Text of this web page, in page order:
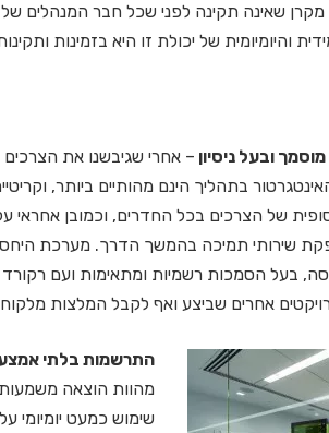
מקרן שאינה תקינה לפני שכל חבר המנהלים
והיומיומית של יכולת זו היא בזמינות
ובעל ניסיון – אחרי שגיבשנו את הצרכים
בתהליך הינם מהותיים ביותר,
של הצרכים בכל החדרים, וכמובן
שירותי תמיכה בהמשך הדרך. מערכת
בעל הסמכות רשמיות ומתאימות ועם
אחרים שביצע ואף לקבל המלצות
התרשמות בלתי
מהוות הוצאה
שימוש כמעט יומיומי